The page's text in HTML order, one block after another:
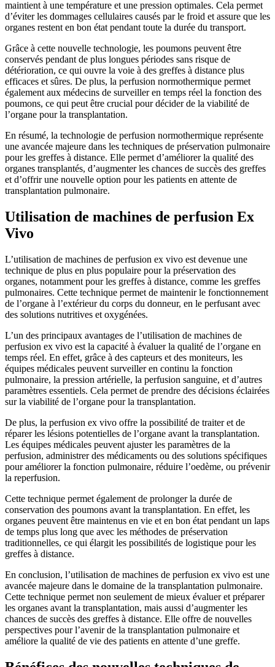
maintient à une température et une pression optimales. Cela permet
d’éviter les dommages cellulaires causés par le froid et assure que les
organes restent en bon état pendant toute la durée du transport.
Grâce à cette nouvelle technologie, les poumons peuvent être
conservés pendant de plus longues périodes sans risque de
détérioration, ce qui ouvre la voie à des greffes à distance plus
efficaces et sûres. De plus, la perfusion normothermique permet
également aux médecins de surveiller en temps réel la fonction des
poumons, ce qui peut être crucial pour décider de la viabilité de
l’organe pour la transplantation.
En résumé, la technologie de perfusion normothermique représente
une avancée majeure dans les techniques de préservation pulmonaire
pour les greffes à distance. Elle permet d’améliorer la qualité des
organes transplantés, d’augmenter les chances de succès des greffes
et d’offrir une nouvelle option pour les patients en attente de
transplantation pulmonaire.
Utilisation de machines de perfusion Ex
Vivo
L’utilisation de machines de perfusion ex vivo est devenue une
technique de plus en plus populaire pour la préservation des
organes, notamment pour les greffes à distance, comme les greffes
pulmonaires. Cette technique permet de maintenir le fonctionnement
de l’organe à l’extérieur du corps du donneur, en le perfusant avec
des solutions nutritives et oxygénées.
L’un des principaux avantages de l’utilisation de machines de
perfusion ex vivo est la capacité à évaluer la qualité de l’organe en
temps réel. En effet, grâce à des capteurs et des moniteurs, les
équipes médicales peuvent surveiller en continu la fonction
pulmonaire, la pression artérielle, la perfusion sanguine, et d’autres
paramètres essentiels. Cela permet de prendre des décisions éclairées
sur la viabilité de l’organe pour la transplantation.
De plus, la perfusion ex vivo offre la possibilité de traiter et de
réparer les lésions potentielles de l’organe avant la transplantation.
Les équipes médicales peuvent ajuster les paramètres de la
perfusion, administrer des médicaments ou des solutions spécifiques
pour améliorer la fonction pulmonaire, réduire l’oedème, ou prévenir
la reperfusion.
Cette technique permet également de prolonger la durée de
conservation des poumons avant la transplantation. En effet, les
organes peuvent être maintenus en vie et en bon état pendant un laps
de temps plus long que avec les méthodes de préservation
traditionnelles, ce qui élargit les possibilités de logistique pour les
greffes à distance.
En conclusion, l’utilisation de machines de perfusion ex vivo est une
avancée majeure dans le domaine de la transplantation pulmonaire.
Cette technique permet non seulement de mieux évaluer et préparer
les organes avant la transplantation, mais aussi d’augmenter les
chances de succès des greffes à distance. Elle offre de nouvelles
perspectives pour l’avenir de la transplantation pulmonaire et
améliore la qualité de vie des patients en attente d’une greffe.